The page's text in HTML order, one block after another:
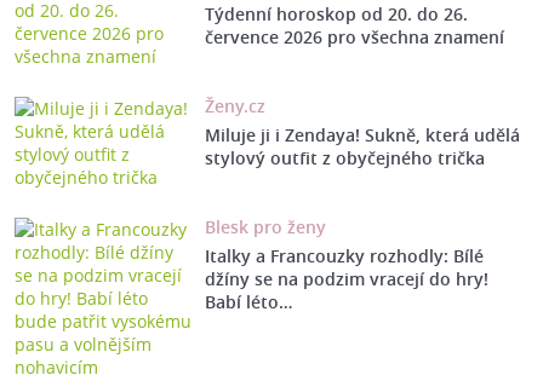
Týdenní horoskop od 20. do 26.
července 2026 pro všechna znamení
Ženy.cz
Miluje ji i Zendaya! Sukně, která udělá
stylový outfit z obyčejného trička
Blesk pro ženy
Italky a Francouzky rozhodly: Bílé
džíny se na podzim vracejí do hry!
Babí léto…